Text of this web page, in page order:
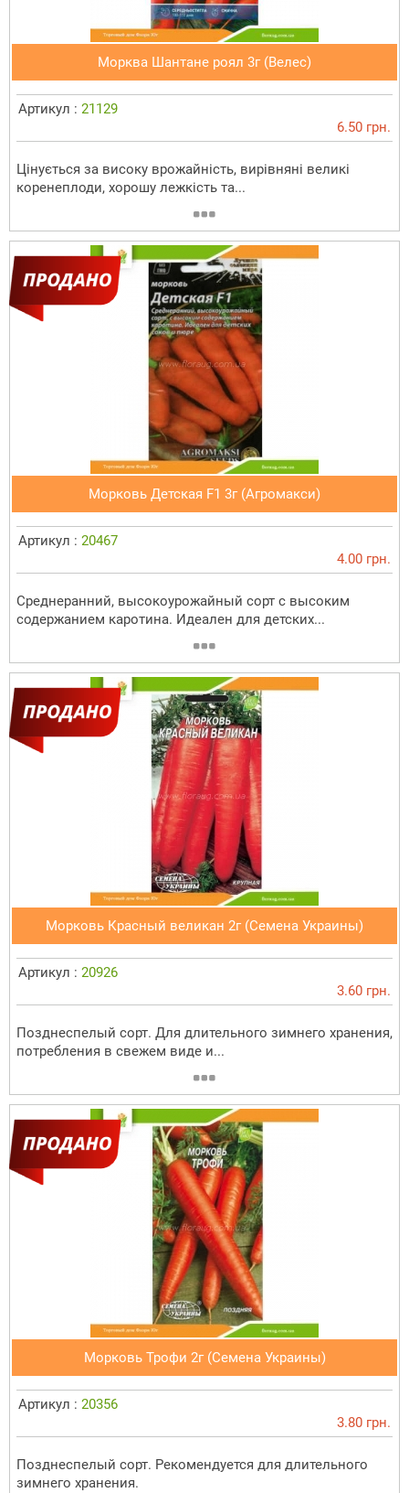
Морква Шантане роял 3г (Велес)
Артикул : 21129
6.50 грн.
Цінується за високу врожайність, вирівняні великі
коренеплоди, хорошу лежкість та...
Морковь Детская F1 3г (Агромакси)
Артикул : 20467
4.00 грн.
Среднеранний, высокоурожайный сорт с высоким
содержанием каротина. Идеален для детских...
Морковь Красный великан 2г (Семена Украины)
Артикул : 20926
3.60 грн.
Позднеспелый сорт. Для длительного зимнего хранения,
потребления в свежем виде и...
Морковь Трофи 2г (Семена Украины)
Артикул : 20356
3.80 грн.
Позднеспелый сорт. Рекомендуется для длительного
зимнего хранения.